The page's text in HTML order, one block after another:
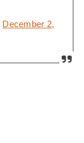
December 2,